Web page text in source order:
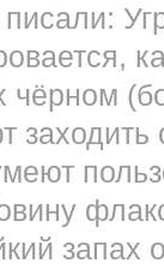
чëрном
заходить
запах